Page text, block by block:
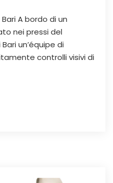
A bordo di un
nei pressi del
un’équipe di
controlli visivi di